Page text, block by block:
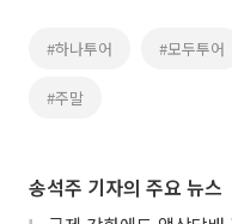
#하나투어 #모두투어
#주말
송석주 기자의 주요 뉴스